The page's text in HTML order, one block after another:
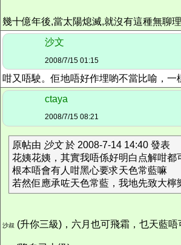
幾十億年後,當太陽熄滅,就沒有這種無聊
沙文
2008/7/15 01:15
咁又唔駛。佢地唔好作埋喲不當比喻，
ctaya
2008/7/15 08:21
原帖由 沙文於 2008-7-14 14:40 發表
花姨花姨，其實我唔係好明白点解咁都
根本唔會有人咁黑心要求天色常藍嘛
若然佢應承咗天色常藍，我地先致大
沙叔 (升你三級)，六月也可飛霜，乜天藍唔